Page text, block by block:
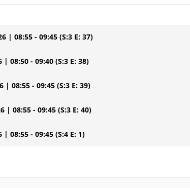
| 08:55 - 09:45 (S:3 E: 37)
| 08:50 - 09:40 (S:3 E: 38)
| 08:55 - 09:45 (S:3 E: 39)
| 08:55 - 09:45 (S:3 E: 40)
| 08:55 - 09:45 (S:4 E: 1)